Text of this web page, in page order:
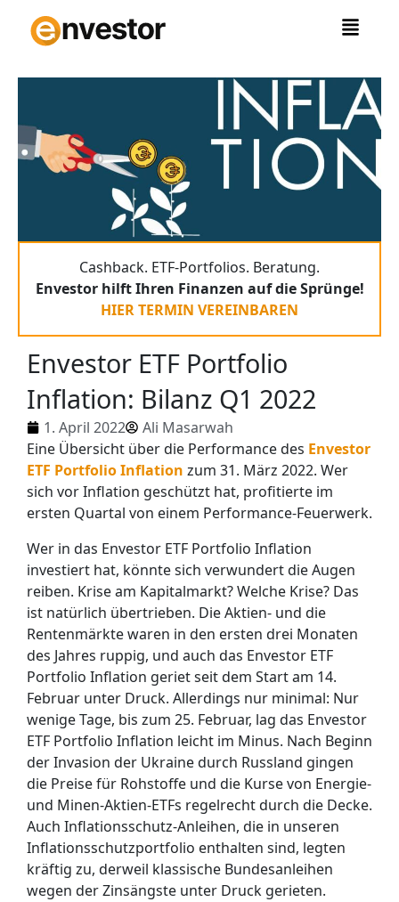
Inhalt
springen
Cashback. ETF-Portfolios. Beratung.
Envestor hilft Ihren Finanzen auf die Sprünge!
HIER TERMIN VEREINBAREN
Envestor ETF Portfolio
Inflation: Bilanz Q1 2022
1. April 2022
Ali Masarwah
Eine Übersicht über die Performance des Envestor
ETF Portfolio Inflation zum 31. März 2022. Wer
sich vor Inflation geschützt hat, profitierte im
ersten Quartal von einem Performance-Feuerwerk.
Wer in das Envestor ETF Portfolio Inflation
investiert hat, könnte sich verwundert die Augen
reiben. Krise am Kapitalmarkt? Welche Krise? Das
ist natürlich übertrieben. Die Aktien- und die
Rentenmärkte waren in den ersten drei Monaten
des Jahres ruppig, und auch das Envestor ETF
Portfolio Inflation geriet seit dem Start am 14.
Februar unter Druck. Allerdings nur minimal: Nur
wenige Tage, bis zum 25. Februar, lag das Envestor
ETF Portfolio Inflation leicht im Minus. Nach Beginn
der Invasion der Ukraine durch Russland gingen
die Preise für Rohstoffe und die Kurse von Energie-
und Minen-Aktien-ETFs regelrecht durch die Decke.
Auch Inflationsschutz-Anleihen, die in unseren
Inflationsschutzportfolio enthalten sind, legten
kräftig zu, derweil klassische Bundesanleihen
wegen der Zinsängste unter Druck gerieten.